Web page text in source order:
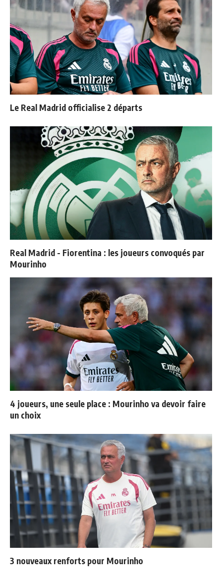
Le Real Madrid officialise 2 départs
Real Madrid - Fiorentina : les joueurs convoqués par
Mourinho
4 joueurs, une seule place : Mourinho va devoir faire
un choix
3 nouveaux renforts pour Mourinho